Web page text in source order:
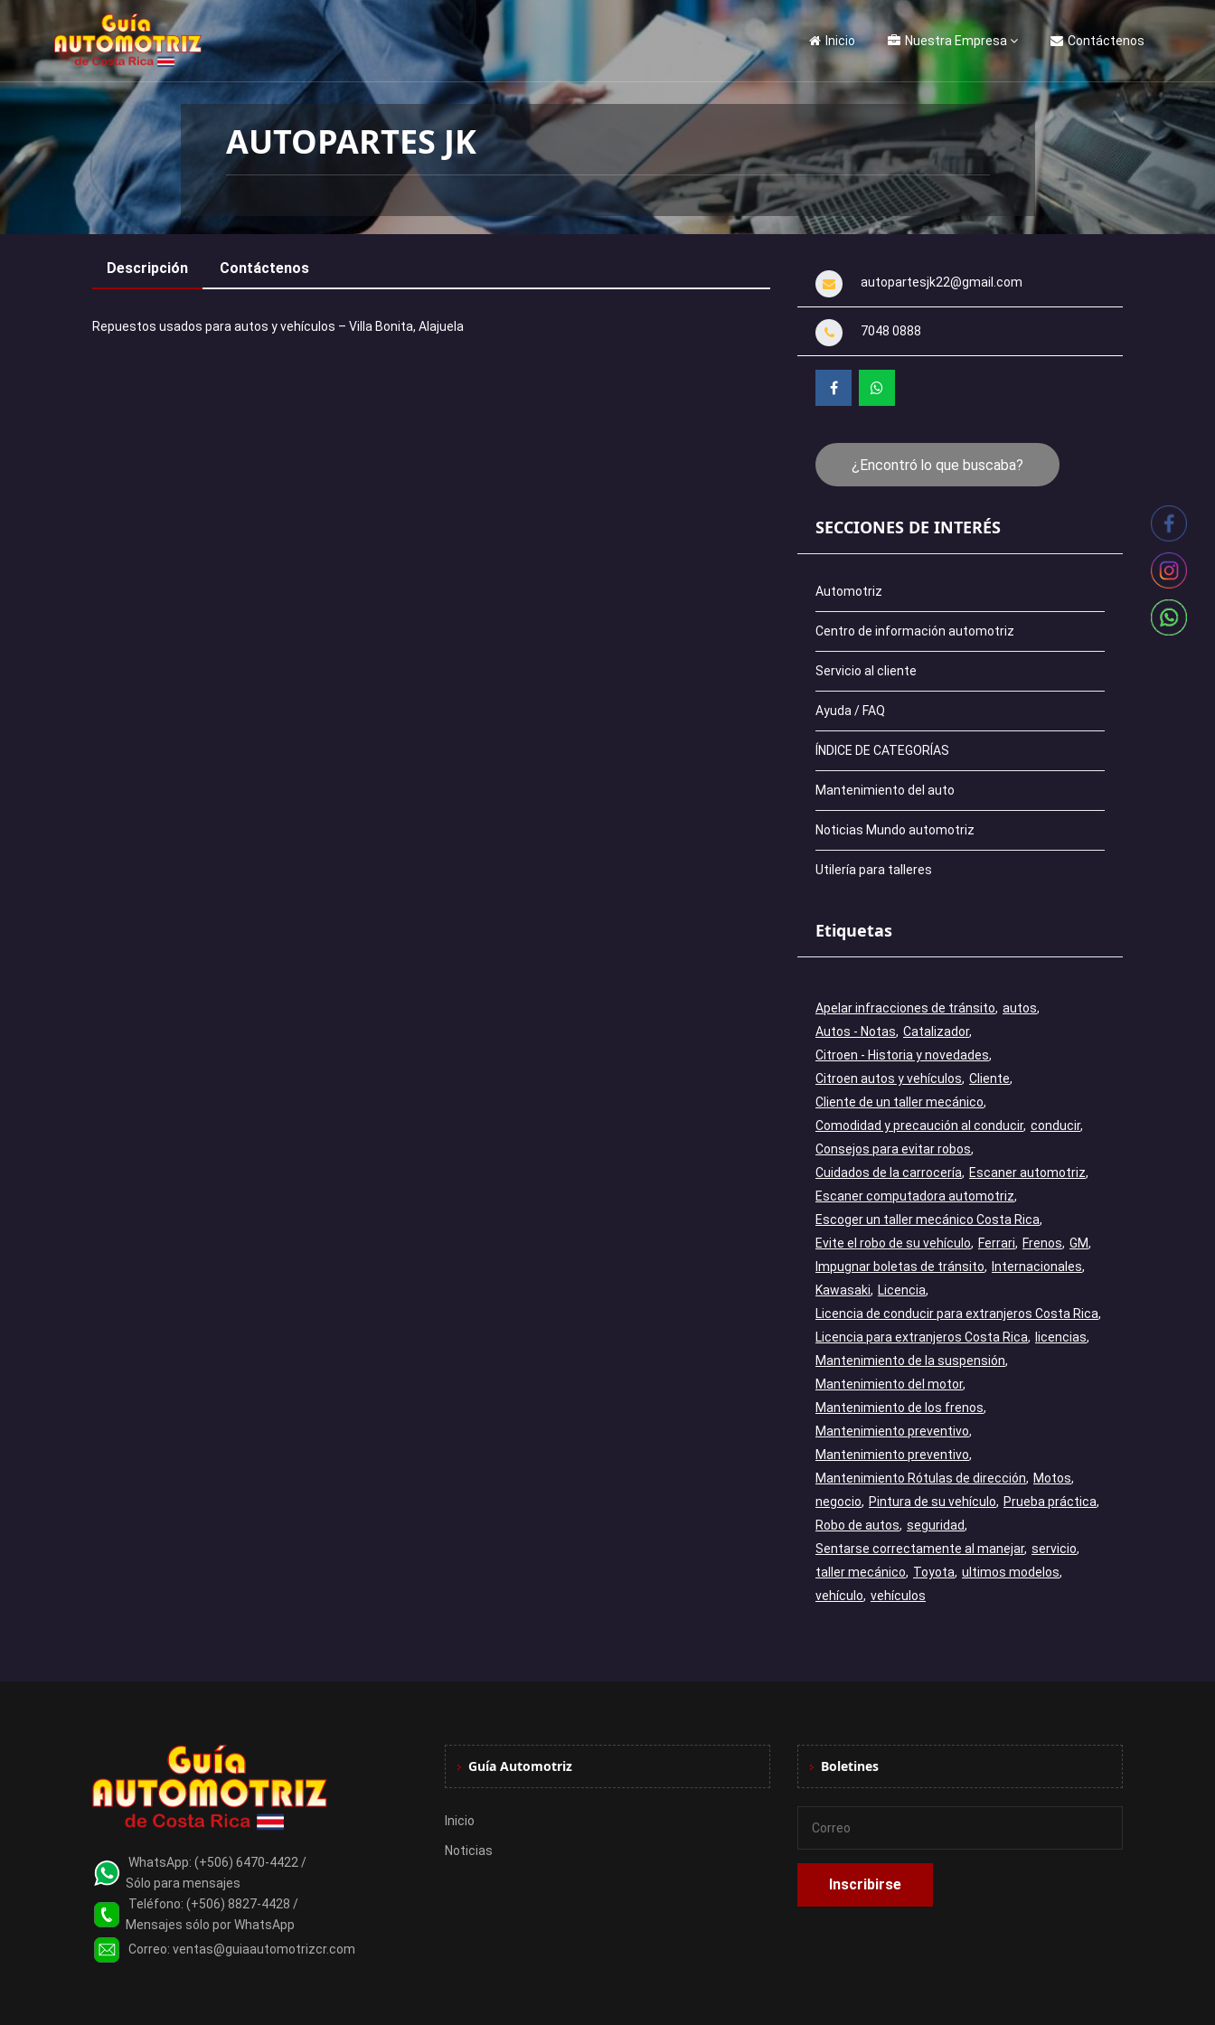
Inicio Nuestra Empresa Contáctenos
AUTOPARTES JK
Descripción Contáctenos
Repuestos usados para autos y vehículos – Villa Bonita, Alajuela
autopartesjk22@gmail.com
7048 0888
¿Encontró lo que buscaba?
SECCIONES DE INTERÉS
Automotriz
Centro de información automotriz
Servicio al cliente
Ayuda / FAQ
ÍNDICE DE CATEGORÍAS
Mantenimiento del auto
Noticias Mundo automotriz
Utilería para talleres
Etiquetas
Apelar infracciones de tránsito autos
Autos - Notas Catalizador
Citroen - Historia y novedades
Citroen autos y vehículos Cliente
Cliente de un taller mecánico
Comodidad y precaución al conducir conducir
Consejos para evitar robos
Cuidados de la carrocería
Escaner automotriz
Escaner computadora automotriz
Escoger un taller mecánico Costa Rica
Evite el robo de su vehículo
Ferrari Frenos GM
Impugnar boletas de tránsito
Internacionales
Kawasaki
Licencia
Licencia de conducir para extranjeros Costa Rica
Licencia para extranjeros Costa Rica
licencias
Mantenimiento de la suspensión
Mantenimiento del motor
Mantenimiento de los frenos
Mantenimiento preventivo
Mantenimiento preventivo
Mantenimiento Rótulas de dirección
Motos
negocio
Pintura de su vehículo
Prueba práctica
Robo de autos seguridad
Sentarse correctamente al manejar servicio
taller mecánico
Toyota ultimos modelos
vehículo vehículos
WhatsApp: (+506) 6470-4422 /
Sólo para mensajes
Teléfono: (+506) 8827-4428 /
Mensajes sólo por WhatsApp
Correo: ventas@guiaautomotrizcr.com
Guía Automotriz
Inicio
Noticias
Boletines